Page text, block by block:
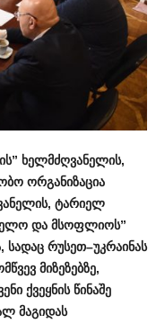
” ხელმძღვანელის,
ორგანიზაცია
, ტარიელ
და მსოფლიოს”
, სადაც რუსეთ–უკრაინას
მიზეზებზე,
ქვეყნის წინაშე
მაგიდას